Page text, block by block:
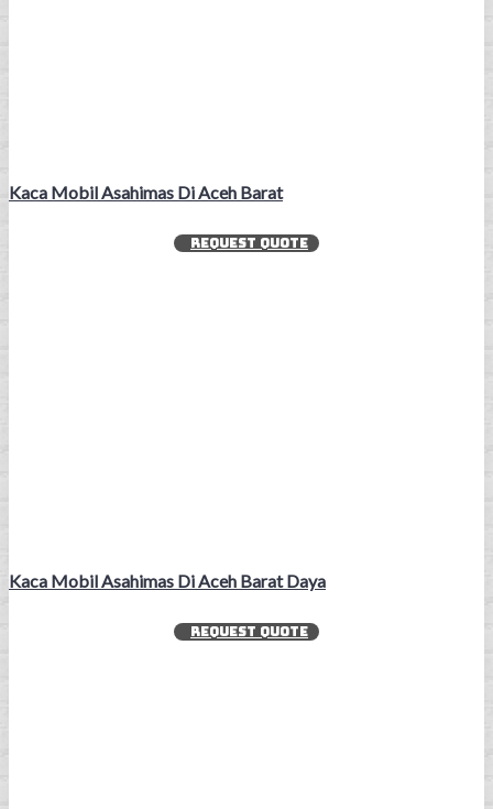
Kaca Mobil Asahimas Di Aceh Barat
REQUEST QUOTE
Kaca Mobil Asahimas Di Aceh Barat Daya
REQUEST QUOTE